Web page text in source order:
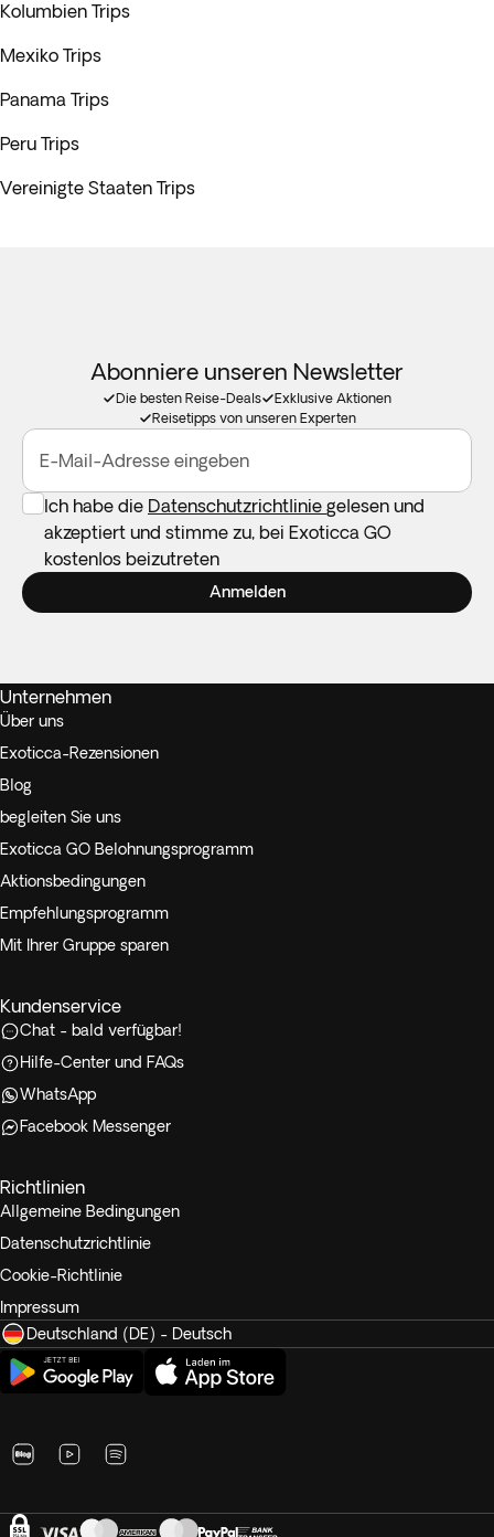
Kolumbien Trips
Mexiko Trips
Panama Trips
Peru Trips
Vereinigte Staaten Trips
Abonniere unseren Newsletter
Die besten Reise-Deals
Exklusive Aktionen
Reisetipps von unseren Experten
E-Mail-Adresse eingeben
Ich habe die Datenschutzrichtlinie gelesen und
akzeptiert und stimme zu, bei Exoticca GO
kostenlos beizutreten
Anmelden
Unternehmen
Über uns
Exoticca-Rezensionen
Blog
begleiten Sie uns
Exoticca GO Belohnungsprogramm
Aktionsbedingungen
Empfehlungsprogramm
Mit Ihrer Gruppe sparen
Kundenservice
Chat - bald verfügbar!
Hilfe-Center und FAQs
WhatsApp
Facebook Messenger
Richtlinien
Allgemeine Bedingungen
Datenschutzrichtlinie
Cookie-Richtlinie
Impressum
Deutschland (DE) - Deutsch